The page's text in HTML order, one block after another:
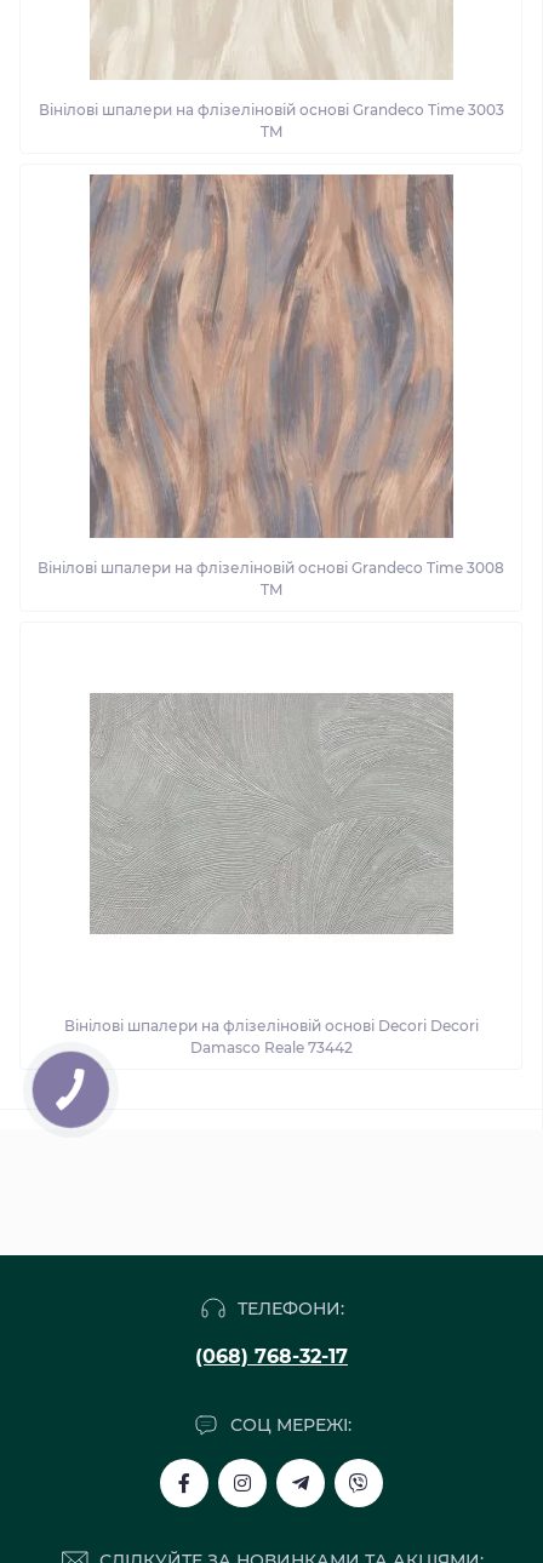
Вінілові шпалери на флізеліновій основі Grandeco Time 3003
TM
Вінілові шпалери на флізеліновій основі Grandeco Time 3008
TM
Вінілові шпалери на флізеліновій основі Decori Decori
Damasco Reale 73442
ТЕЛЕФОНИ:
(068) 768-32-17
СОЦ МЕРЕЖІ: